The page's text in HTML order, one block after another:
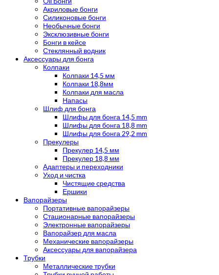
Акриловые бонги
Силиконовые бонги
Необычные бонги
Эксклюзивные бонги
Бонги в кейсе
Стеклянный водник
Аксессуары для бонга
Колпаки
Колпаки 14,5 мм
Колпаки 18,8мм
Колпаки для масла
Напасы
Шлиф для бонга
Шлифы для бонга 14,5 mm
Шлифы для бонга 18,8 mm
Шлифы для бонга 29,2 mm
Прекулеры
Прекулер 14,5 мм
Прекулер 18,8 мм
Адаптеры и переходники
Уход и чистка
Чистящие средства
Ершики
Вапорайзеры
Портативные вапорайзеры
Стационарные вапорайзеры
Электронные вапорайзеры
Вапорайзер для масла
Механические вапорайзеры
Аксессуары для вапорайзера
Трубки
Металлические трубки